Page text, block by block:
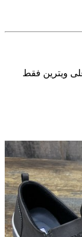
ویترین فقط